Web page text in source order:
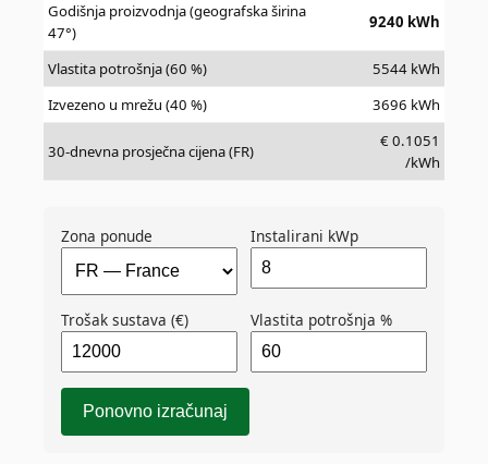
Godišnja proizvodnja (geografska širina
47°)
9240 kWh
Vlastita potrošnja (60 %) 5544 kWh
Izvezeno u mrežu (40 %)
3696 kWh
30-dnevna prosječna cijena (FR)
€ 0.1051
/kWh
Zona ponude Instalirani kWp
Trošak sustava (€) Vlastita potrošnja %
Ponovno izračunaj